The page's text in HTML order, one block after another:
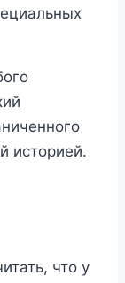
историей.
что у